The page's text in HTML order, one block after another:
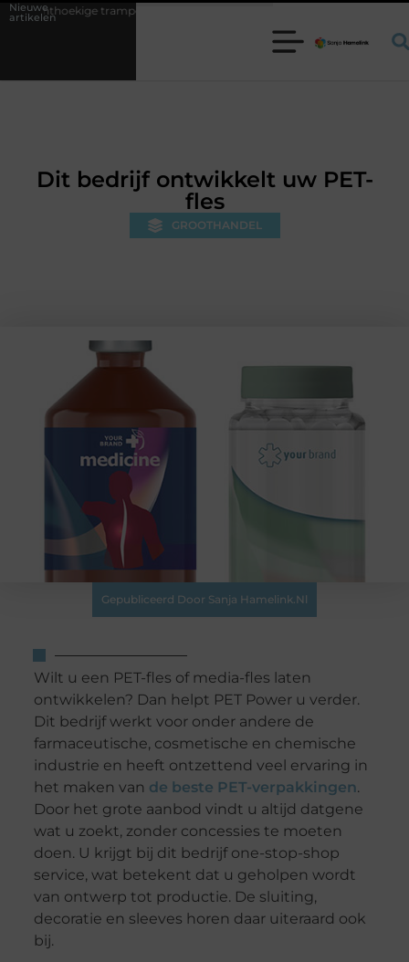
Nieuwe
artikelenkiezen voor jouw tuin
Dit bedrijf ontwikkelt uw PET-
fles
GROOTHANDEL
Gepubliceerd Door Sanja Hamelink.nl
Wilt u een PET-fles of media-fles laten
ontwikkelen? Dan helpt PET Power u verder.
Dit bedrijf werkt voor onder andere de
farmaceutische, cosmetische en chemische
industrie en heeft ontzettend veel ervaring in
het maken van de beste PET-verpakkingen.
Door het grote aanbod vindt u altijd datgene
wat u zoekt, zonder concessies te moeten
doen. U krijgt bij dit bedrijf one-stop-shop
service, wat betekent dat u geholpen wordt
van ontwerp tot productie. De sluiting,
decoratie en sleeves horen daar uiteraard ook
bij.